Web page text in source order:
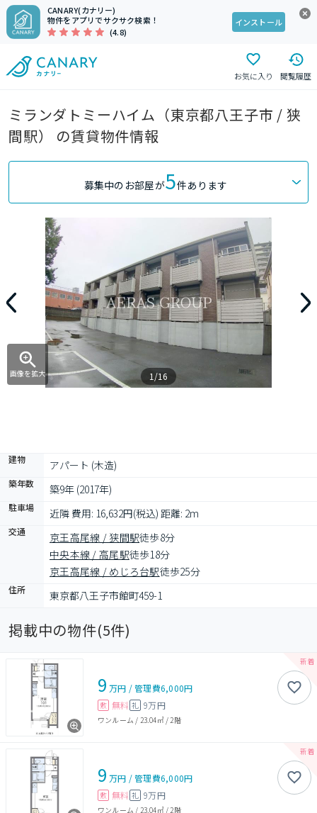
CANARY(カナリー)
物件をアプリでサクサク検索！
(4.8)
インストール
お気に入り 閲覧履歴
ミランダトミーハイム（東京都八王子市 / 狭
間駅） の賃貸物件情報
募集中のお部屋が5件あります
画像を拡大 1/16
建物 アパート (木造)
築年数 築9年 (2017年)
駐車場 近隣 費用: 16,632円(税込) 距離: 2m
交通 京王高尾線 / 狭間駅徒歩8分
中央本線 / 高尾駅徒歩18分
京王高尾線 / めじろ台駅徒歩25分
住所 東京都八王子市館町459-1
掲載中の物件(5件)
9 万円 /管理費6,000円
敷 無料 礼 9万円
ワンルーム / 23.04㎡/ 2階
9 万円 /管理費6,000円
敷 無料 礼 9万円
ワンルーム / 23.04㎡/ 2階